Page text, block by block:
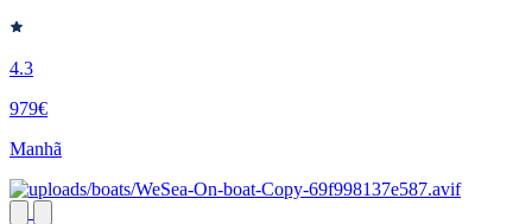
4.3
979€
Manhã